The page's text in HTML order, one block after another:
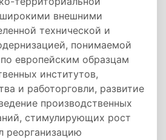
внешними
технической и
понимаемой
европейским образцам
институтов,
и работорговли, развитие
производственных
стимулирующих рост
реорганизацию